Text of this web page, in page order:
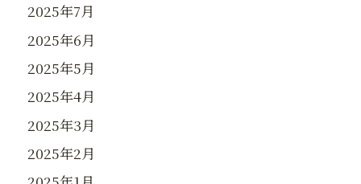
2025年7月
2025年6月
2025年5月
2025年4月
2025年3月
2025年2月